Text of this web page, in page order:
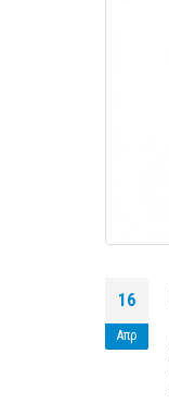
16
Απρ